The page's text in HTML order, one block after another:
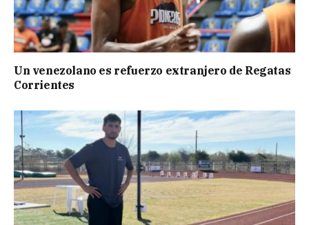
Un venezolano es refuerzo extranjero de Regatas
Corrientes